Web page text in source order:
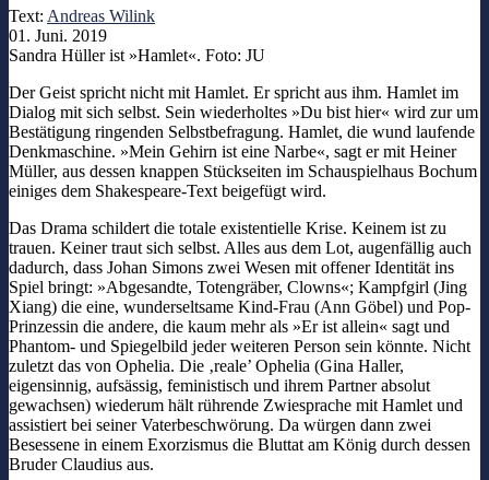
Text: Andreas Wilink
01. Juni. 2019
Sandra Hüller ist »Hamlet«. Foto: JU
Der Geist spricht nicht mit Hamlet. Er spricht aus ihm. Hamlet im
Dialog mit sich selbst. Sein wiederholtes »Du bist hier« wird zur um
Bestätigung ringenden Selbstbefragung. Hamlet, die wund laufende
Denkmaschine. »Mein Gehirn ist eine Narbe«, sagt er mit Heiner
Müller, aus dessen knappen Stückseiten im Schauspielhaus Bochum
einiges dem Shakespeare-Text beigefügt wird.
Das Drama schildert die totale existentielle Krise. Keinem ist zu
trauen. Keiner traut sich selbst. Alles aus dem Lot, augenfällig auch
dadurch, dass Johan Simons zwei Wesen mit offener Identität ins
Spiel bringt: »Abgesandte, Totengräber, Clowns«; Kampfgirl (Jing
Xiang) die eine, wunderseltsame Kind-Frau (Ann Göbel) und Pop-
Prinzessin die andere, die kaum mehr als »Er ist allein« sagt und
Phantom- und Spiegelbild jeder weiteren Person sein könnte. Nicht
zuletzt das von Ophelia. Die ‚reale’ Ophelia (Gina Haller,
eigensinnig, aufsässig, feministisch und ihrem Partner absolut
gewachsen) wiederum hält rührende Zwiesprache mit Hamlet und
assistiert bei seiner Vaterbeschwörung. Da würgen dann zwei
Besessene in einem Exorzismus die Bluttat am König durch dessen
Bruder Claudius aus.